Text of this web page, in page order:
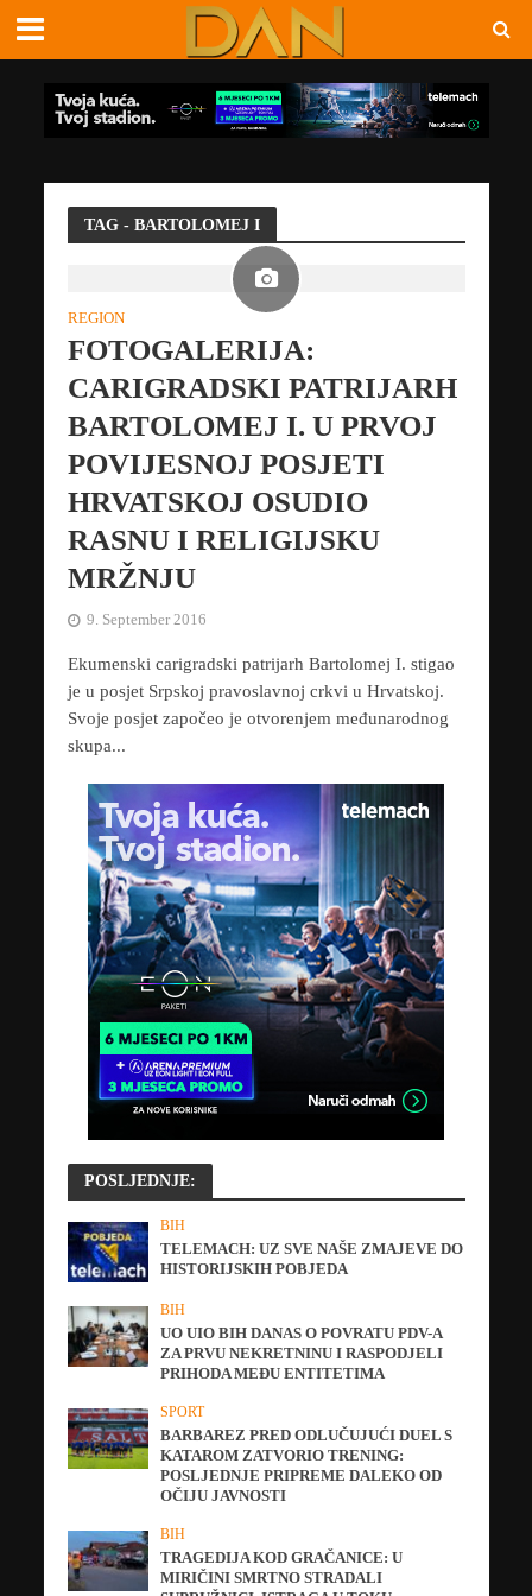
TAG - BARTOLOMEJ I
REGION
FOTOGALERIJA:
CARIGRADSKI PATRIJARH
BARTOLOMEJ I. U PRVOJ
POVIJESNOJ POSJETI
HRVATSKOJ OSUDIO
RASNU I RELIGIJSKU
MRŽNJU
9. September 2016
Ekumenski carigradski patrijarh Bartolomej I. stigao
je u posjet Srpskoj pravoslavnoj crkvi u Hrvatskoj.
Svoje posjet započeo je otvorenjem međunarodnog
skupa...
POSLJEDNJE:
BIH
TELEMACH: UZ SVE NAŠE ZMAJEVE DO
HISTORIJSKIH POBJEDA
BIH
UO UIO BIH DANAS O POVRATU PDV-A
ZA PRVU NEKRETNINU I RASPODJELI
PRIHODA MEĐU ENTITETIMA
SPORT
BARBAREZ PRED ODLUČUJUĆI DUEL S
KATAROM ZATVORIO TRENING:
POSLJEDNJE PRIPREME DALEKO OD
OČIJU JAVNOSTI
BIH
TRAGEDIJA KOD GRAČANICE: U
MIRIČINI SMRTNO STRADALI